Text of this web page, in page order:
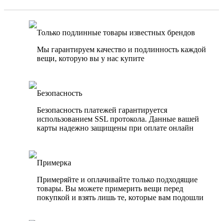
Только подлинные товары известных брендов
Мы гарантируем качество и подлинность каждой
вещи, которую вы у нас купите
Безопасность
Безопасность платежей гарантируется
использованием SSL протокола. Данные вашей
карты надежно защищены при оплате онлайн
Примерка
Примеряйте и оплачивайте только подходящие
товары. Вы можете примерить вещи перед
покупкой и взять лишь те, которые вам подошли